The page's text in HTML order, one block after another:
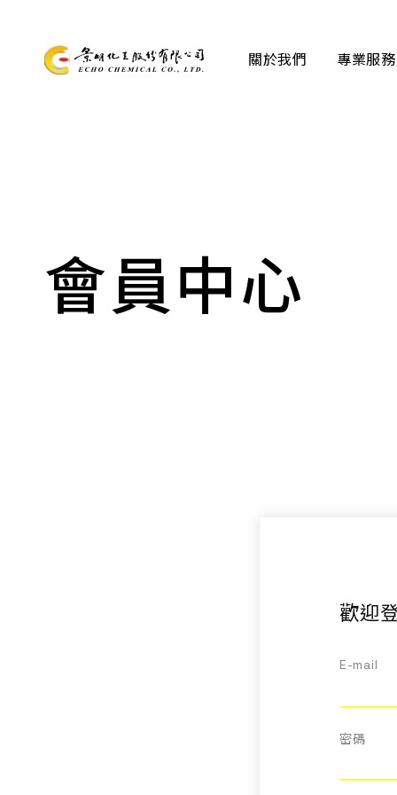
關於我們 專業服務
會員中心
歡迎
E-mail
密碼
最新消息